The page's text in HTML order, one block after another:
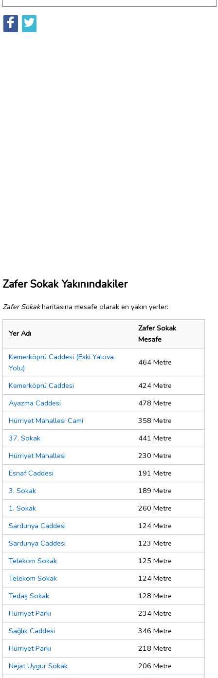
Zafer Sokak Yakınındakiler
Zafer Sokakharitasına mesafe olarak en yakın yerler:
Yer Adı
Zafer Sokak
Mesafe
Kemerköprü Caddesi (Eski Yalova
Yolu)
464 Metre
Kemerköprü Caddesi
424 Metre
Ayazma Caddesi
478 Metre
Hürriyet Mahallesi Cami
358 Metre
37. Sokak
441 Metre
Hürriyet Mahallesi
230 Metre
Esnaf Caddesi
191 Metre
3. Sokak
189 Metre
1. Sokak
260 Metre
Sardunya Caddesi
124 Metre
Sardunya Caddesi
123 Metre
Telekom Sokak
125 Metre
Telekom Sokak
124 Metre
Tedaş Sokak
128 Metre
Hürriyet Parkı
234 Metre
Sağlık Caddesi
346 Metre
Hürriyet Parkı
218 Metre
Nejat Uygur Sokak
206 Metre